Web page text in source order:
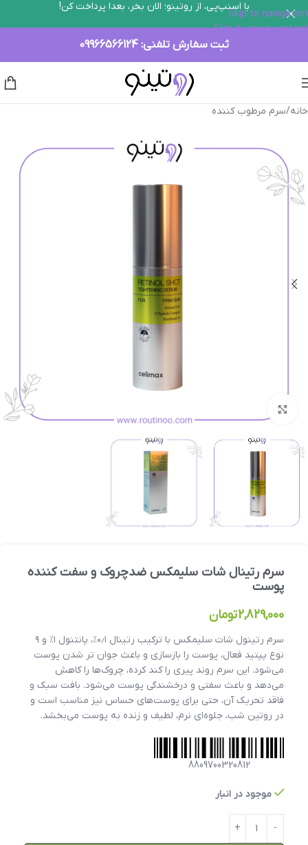
Skip to navigation
Skip to main content
با اسنپ‌پی، از روتینو؛ الان بخر، بعدا پرداخت کن!
ثبت سفارش تلفنی: 09966566124
خانه/سرم مرطوب کننده
سرم رتینال شات سلیمکس ضدچروک و سفت کننده
پوست
2,829,000تومان
سرم رتینول شات سلیمکس با ترکیب رتینال ۰٫۱٪، پانتنول ۱٪ و ۹
نوع پپتید فعال، پوست را بازسازی و باعث جوان تر شدن پوست
می‌شود. این سرم روند پیری را کند کرده، چروک‌ها را کاهش
می‌دهد و باعث سفتی و درخشندگی پوست می‌شود. بافت سبک و
فاقد تحریک آن، حتی برای پوست‌های حساس نیز مناسب است و
در روتین شب، جلوه‌ای نرم، لطیف و زنده به پوست می‌بخشد.
8809700320812
موجود در انبار